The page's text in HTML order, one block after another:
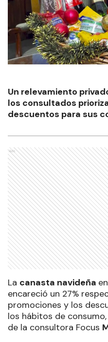
Un relevamiento
los consultados
descuentos para sus
Ads
La canasta navideña
encareció un 27%
promociones y los
los hábitos de
de la consultora Focus